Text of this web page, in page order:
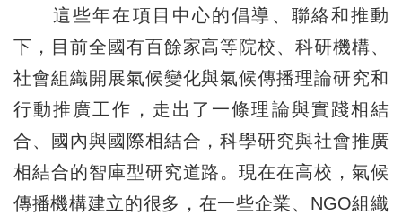
這些年在項目中心的倡導、聯絡和推動
下，目前全國有百餘家高等院校、科研機構、
社會組織開展氣候變化與氣候傳播理論研究和
行動推廣工作，走出了一條理論與實踐相結
合、國內與國際相結合，科學研究與社會推廣
相結合的智庫型研究道路。現在在高校，氣候
傳播機構建立的很多，在一些企業、NGO組織